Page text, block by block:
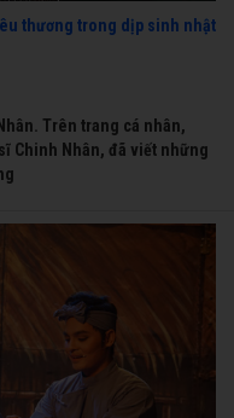
thương trong dịp sinh nhật
Trên trang cá nhân,
Chinh Nhân, đã viết những